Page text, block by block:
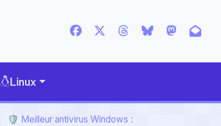
Linux
🛡️ Meilleur antivirus Windows :